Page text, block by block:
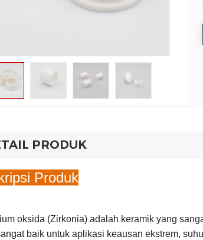
PRODUK
Produk
oksida (Zirkonia) adalah keramik yang
baik untuk aplikasi keausan ekstrem,